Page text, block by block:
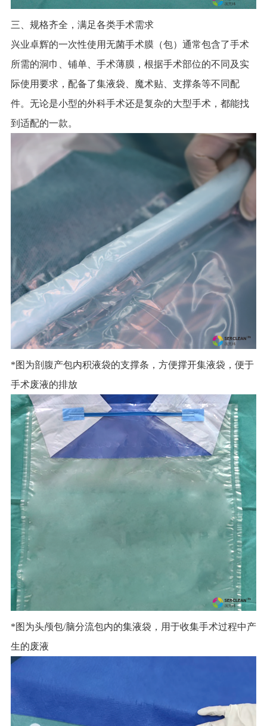
三、规格齐全，满足各类手术需求
兴业卓辉的一次性使用无菌手术膜（包）通常包含了手术
所需的洞巾、铺单、手术薄膜，根据手术部位的不同及实
际使用要求，配备了集液袋、魔术贴、支撑条等不同配
件。无论是小型的外科手术还是复杂的大型手术，都能找
到适配的一款。
*图为剖腹产包内积液袋的支撑条，方便撑开集液袋，便于
手术废液的排放
*图为头颅包/脑分流包内的集液袋，用于收集手术过程中产
生的废液